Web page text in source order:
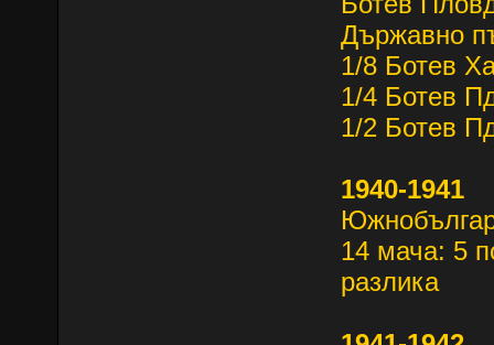
Държавно
1/8 Ботев
1/4 Ботев
1/2 Ботев
1940-1941
14 мача: 5
разлика